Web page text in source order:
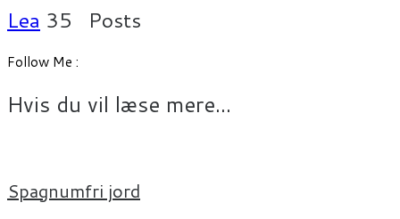
Lea 35 Posts
Follow Me :
Hvis du vil læse mere...
Spagnumfri jord